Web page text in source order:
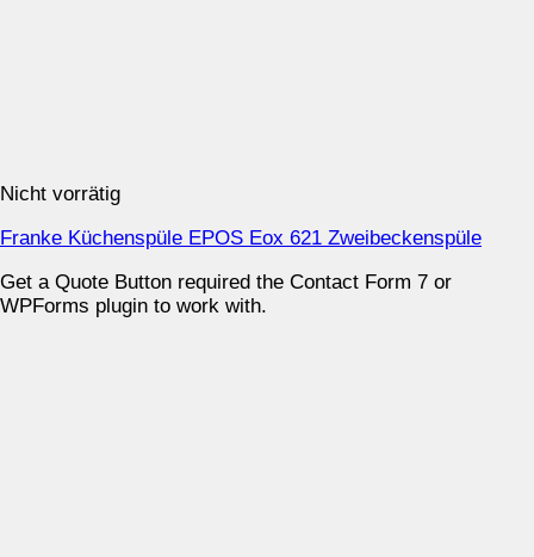
Nicht vorrätig
Franke Küchenspüle EPOS Eox 621 Zweibeckenspüle
Get a Quote Button required the Contact Form 7 or
WPForms plugin to work with.